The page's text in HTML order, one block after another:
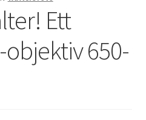
Ett
650-